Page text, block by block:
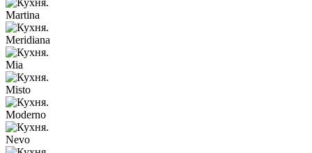
Martina
Meridiana
Mia
Misto
Moderno
Nevo